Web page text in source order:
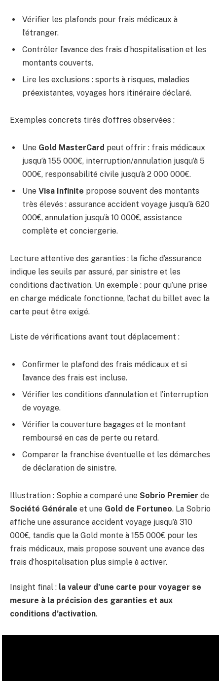
Vérifier les plafonds pour frais médicaux à
l’étranger.
Contrôler l’avance des frais d’hospitalisation et les
montants couverts.
Lire les exclusions : sports à risques, maladies
préexistantes, voyages hors itinéraire déclaré.
Exemples concrets tirés d’offres observées :
Une Gold MasterCard peut offrir : frais médicaux
jusqu’à 155 000€, interruption/annulation jusqu’à 5
000€, responsabilité civile jusqu’à 2 000 000€.
Une Visa Infinite propose souvent des montants
très élevés : assurance accident voyage jusqu’à 620
000€, annulation jusqu’à 10 000€, assistance
complète et conciergerie.
Lecture attentive des garanties : la fiche d’assurance
indique les seuils par assuré, par sinistre et les
conditions d’activation. Un exemple : pour qu’une prise
en charge médicale fonctionne, l’achat du billet avec la
carte peut être exigé.
Liste de vérifications avant tout déplacement :
Confirmer le plafond des frais médicaux et si
l’avance des frais est incluse.
Vérifier les conditions d’annulation et l’interruption
de voyage.
Vérifier la couverture bagages et le montant
remboursé en cas de perte ou retard.
Comparer la franchise éventuelle et les démarches
de déclaration de sinistre.
Illustration : Sophie a comparé une Sobrio Premier de
Société Générale et une Gold de Fortuneo. La Sobrio
affiche une assurance accident voyage jusqu’à 310
000€, tandis que la Gold monte à 155 000€ pour les
frais médicaux, mais propose souvent une avance des
frais d’hospitalisation plus simple à activer.
Insight final : la valeur d’une carte pour voyager se
mesure à la précision des garanties et aux
conditions d’activation.